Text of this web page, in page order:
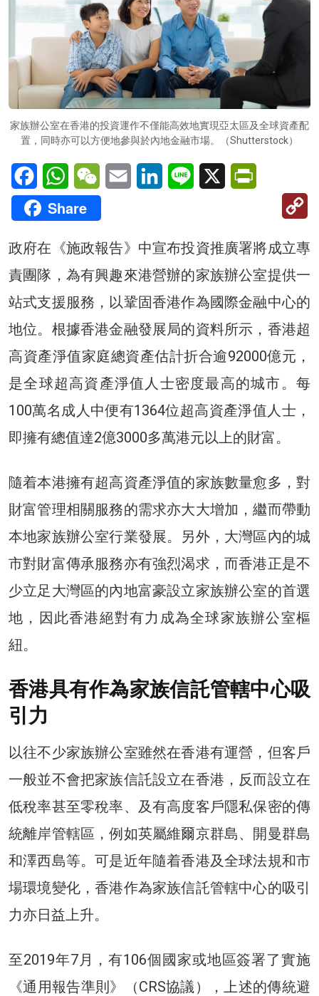
家族辦公室在香港的投資運作不僅能高效地實現亞太區及全球資產配
置，同時亦可以方便地參與於內地金融市場。（Shutterstock）
FacebookWhatsAppWeChatEmail LinkedInLine X
Share
政府在《施政報告》中宣布投資推廣署將成立專
責團隊，為有興趣來港營辦的家族辦公室提供一
站式支援服務，以鞏固香港作為國際金融中心的
地位。根據香港金融發展局的資料所示，香港超
高資產淨值家庭總資產估計折合逾92000億元，
是全球超高資產淨值人士密度最高的城市。每
100萬名成人中便有1364位超高資產淨值人士，
即擁有總值達2億3000多萬港元以上的財富。
隨着本港擁有超高資產淨值的家族數量愈多，對
財富管理相關服務的需求亦大大增加，繼而帶動
本地家族辦公室行業發展。另外，大灣區內的城
市對財富傳承服務亦有強烈渴求，而香港正是不
少立足大灣區的內地富豪設立家族辦公室的首選
地，因此香港絕對有力成為全球家族辦公室樞
紐。
香港具有作為家族信託管轄中心吸
引力
以往不少家族辦公室雖然在香港有運營，但客戶
一般並不會把家族信託設立在香港，反而設立在
低稅率甚至零稅率、及有高度客戶隱私保密的傳
統離岸管轄區，例如英屬維爾京群島、開曼群島
和澤西島等。可是近年隨着香港及全球法規和市
場環境變化，香港作為家族信託管轄中心的吸引
力亦日益上升。
至2019年7月，有106個國家或地區簽署了實施
《通用報告準則》（CRS協議），上述的傳統避